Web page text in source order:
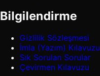
Bilgilendirme
Gizlilik Sözleşmesi
İmla (Yazım) Kılavuzu
Sık Sorulan Sorular
Çevirmen Kılavuzu